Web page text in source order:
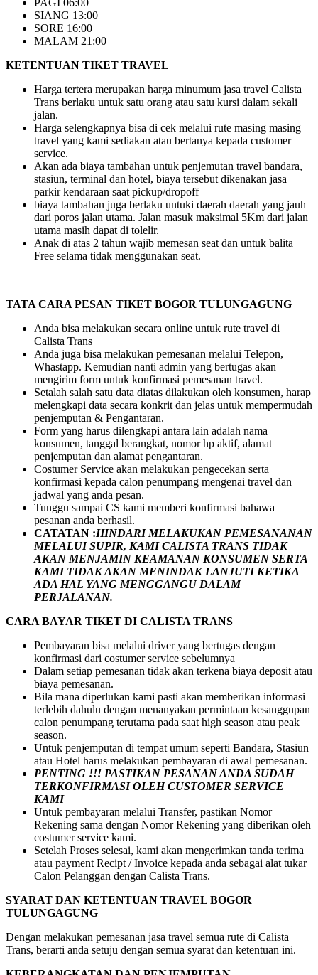
PAGI 06:00
SIANG 13:00
SORE 16:00
MALAM 21:00
KETENTUAN TIKET TRAVEL
Harga tertera merupakan harga minumum jasa travel Calista
Trans berlaku untuk satu orang atau satu kursi dalam sekali
jalan.
Harga selengkapnya bisa di cek melalui rute masing masing
travel yang kami sediakan atau bertanya kepada customer
service.
Akan ada biaya tambahan untuk penjemutan travel bandara,
stasiun, terminal dan hotel, biaya tersebut dikenakan jasa
parkir kendaraan saat pickup/dropoff
biaya tambahan juga berlaku untuki daerah daerah yang jauh
dari poros jalan utama. Jalan masuk maksimal 5Km dari jalan
utama masih dapat di tolelir.
Anak di atas 2 tahun wajib memesan seat dan untuk balita
Free selama tidak menggunakan seat.
TATA CARA PESAN TIKET BOGOR TULUNGAGUNG
Anda bisa melakukan secara online untuk rute travel di
Calista Trans
Anda juga bisa melakukan pemesanan melalui Telepon,
Whastapp. Kemudian nanti admin yang bertugas akan
mengirim form untuk konfirmasi pemesanan travel.
Setalah salah satu data diatas dilakukan oleh konsumen, harap
melengkapi data secara konkrit dan jelas untuk mempermudah
penjemputan & Pengantaran.
Form yang harus dilengkapi antara lain adalah nama
konsumen, tanggal berangkat, nomor hp aktif, alamat
penjemputan dan alamat pengantaran.
Costumer Service akan melakukan pengecekan serta
konfirmasi kepada calon penumpang mengenai travel dan
jadwal yang anda pesan.
Tunggu sampai CS kami memberi konfirmasi bahawa
pesanan anda berhasil.
CATATAN :HINDARI MELAKUKAN PEMESANANAN
MELALUI SUPIR, KAMICALISTA TRANS TIDAK
AKAN MENJAMIN KEAMANAN KONSUMEN SERTA
KAMI TIDAK AKAN MENINDAK LANJUTI KETIKA
ADA HAL YANG MENGGANGU DALAM
PERJALANAN.
CARA BAYAR TIKET DI CALISTA TRANS
Pembayaran bisa melalui driver yang bertugas dengan
konfirmasi dari costumer service sebelumnya
Dalam setiap pemesanan tidak akan terkena biaya deposit atau
biaya pemesanan.
Bila mana diperlukan kami pasti akan memberikan informasi
terlebih dahulu dengan menanyakan permintaan kesanggupan
calon penumpang terutama pada saat high season atau peak
season.
Untuk penjemputan di tempat umum seperti Bandara, Stasiun
atau Hotel harus melakukan pembayaran di awal pemesanan.
PENTING !!! PASTIKAN PESANAN ANDA SUDAH
TERKONFIRMASI OLEH CUSTOMER SERVICE
KAMI
Untuk pembayaran melalui Transfer, pastikan Nomor
Rekening sama dengan Nomor Rekening yang diberikan oleh
costumer service kami.
Setelah Proses selesai, kami akan mengerimkan tanda terima
atau payment Recipt / Invoice kepada anda sebagai alat tukar
Calon Pelanggan dengan Calista Trans.
SYARAT DAN KETENTUAN TRAVEL BOGOR
TULUNGAGUNG
Dengan melakukan pemesanan jasa travel semua rute di Calista
Trans, berarti anda setuju dengan semua syarat dan ketentuan ini.